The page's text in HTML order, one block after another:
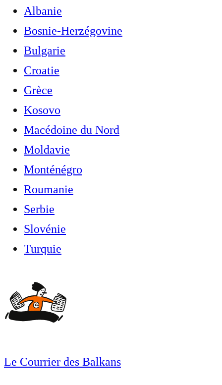
Albanie
Bosnie-Herzégovine
Bulgarie
Croatie
Grèce
Kosovo
Macédoine du Nord
Moldavie
Monténégro
Roumanie
Serbie
Slovénie
Turquie
Le Courrier des Balkans